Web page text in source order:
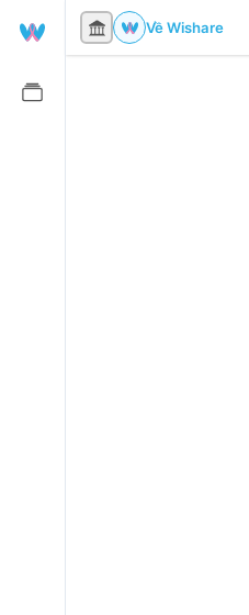
Về Wishare